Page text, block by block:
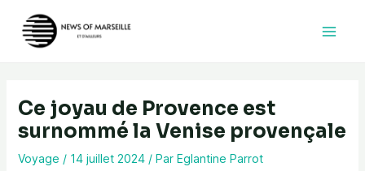
contenu
Ce joyau de Provence est
surnommé la Venise provençale
Voyage / 14 juillet 2024 / Par Eglantine Parrot